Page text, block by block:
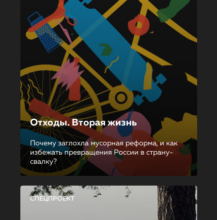
Отходы. Вторая жизнь
Почему заглохла мусорная реформа, и как
избежать превращения России в страну-
свалку?
СПЕЦПРОЕКТ